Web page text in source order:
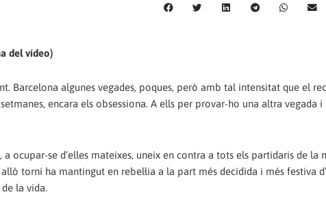
del vídeo)
Barcelona algunes vegades, poques, però amb tal intensitat que el
encara els obsessiona. A ells per provar-ho una altra vegada i
ocupar-se d’elles mateixes, uneix en contra a tots els partidaris de la
torni ha mantingut en rebel·lia a la part més decidida i més festiva
la vida.